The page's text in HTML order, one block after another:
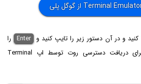
کنید و در آن دستور زیر را تایپ کنید و Enter را
فشار دهید. این دستور برای دریافت دسترسی روت توسط اپ Terminal